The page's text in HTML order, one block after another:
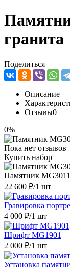
гранита
Поделиться
Описание
Отзывы0
0%
Пока нет отзывов
Купить набор
Памятник
22 600 ₽/1 шт
Гравировка
4 000 ₽/1 шт
Шрифт MG1901
2 000 ₽/1 шт
Установка